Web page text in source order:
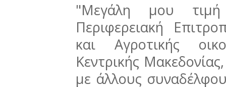
"Μεγάλη μου
Περιφερειακή
και Αγροτικής
Κεντρικής
με άλλους